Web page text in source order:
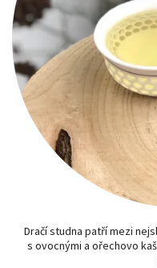
Dračí studna patří mezi
s ovocnými a ořechovo